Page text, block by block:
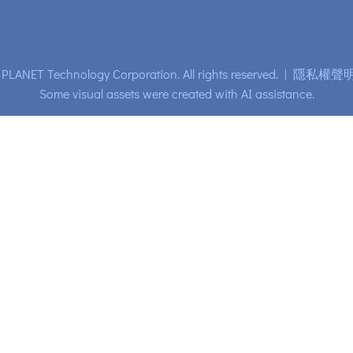
Technology Corporation. All rights reserved. | 隱私權聲
Some visual assets were created with AI assistance.